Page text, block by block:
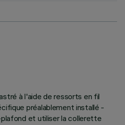
à l'aide de ressorts en fil
préalablement installé -
et utiliser la collerette